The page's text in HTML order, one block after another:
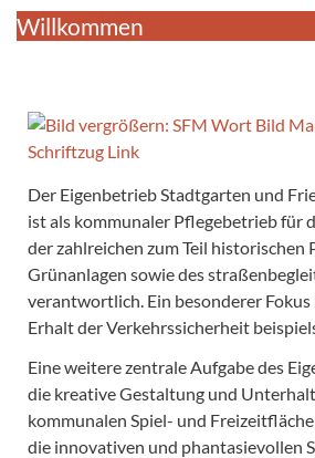
Willkommen
Der Eigenbetrieb Stadtgarten und
ist als kommunaler Pflegebetrieb für
der zahlreichen zum Teil historischen
Grünanlagen sowie des
verantwortlich. Ein besonderer
Erhalt der Verkehrssicherheit
Eine weitere zentrale Aufgabe des
die kreative Gestaltung und
kommunalen Spiel- und
die innovativen und phantasievollen